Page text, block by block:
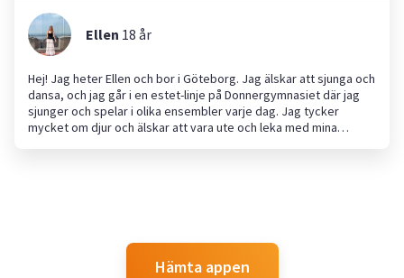
att ta hand om barn och hjälpa till med läxläsning, men hjälper
också gärna till med andra uppgifter i hemmet. Hoppas vi hörs
snart!
Ellen 18 år
Hej! Jag heter Ellen och bor i Göteborg. Jag älskar att sjunga och
dansa, och jag går i en estet-linje på Donnergymnasiet där jag
sjunger och spelar i olika ensembler varje dag. Jag tycker
mycket om djur och älskar att vara ute och leka med mina
Hämta appen